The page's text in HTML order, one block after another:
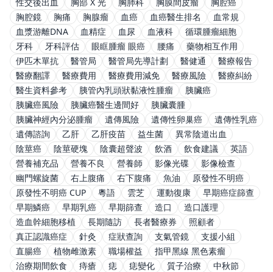
胸腔鏡
胸痛 胸腺瘤 血癌 血癌醫生排名
血常規
血漿游離DNA
血精症 血尿 血液科
循環腫瘤細胞
牙科
牙科評估 眼眶腫瘤 眼癌 腰痛
藥物相互作用
伊匹木單抗
醫管局 醫管局先導計劃 醫健通
醫療報告
醫療翻譯
醫療費用 醫療費用減免 醫療風險
醫療糾紛
醫生資料參考
胰管內乳頭狀黏液性腫瘤
胰臟癌
胰臟癌風險
胰臟癌醫生邊間好
胰臟囊腫
胰臟神經內分泌腫瘤
遺傳風險 遺傳性卵巢癌
遺傳性乳癌
遺傳諮詢
乙肝 乙肝疫苗 益生菌
異常陰道出血
陰莖癌
陰莖硬塊 陰囊超聲波 飲酒 飲食建議
英語
營養補充品
營養不良 營養師 影像光碟
影像檢查
幽門螺旋菌
右上腹痛 右下腹痛 魚油
原發性不明癌
原發性不明癌 CUP
粵語 雲芝 運動復康
早期癌症篩查
早期鱗癌
早期乳癌 早期篩查 造口
造口護理
造血幹細胞移植
長期隨訪 長者醫療券
照顧者
真正認識癌症
針灸 症狀查詢 支氣管鏡
支援小組
直腸癌
植物雌激素 職場權益
指甲黑線 黑色素瘤
治療期間飲食
痔瘡 痣 痣變化 質子治療
中秋節